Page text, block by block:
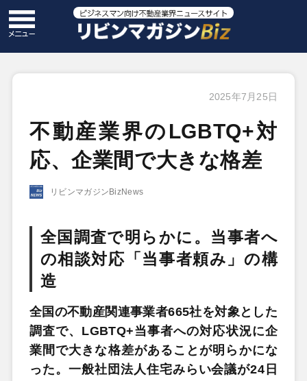
2025年7月25日
不動産業界のLGBTQ+対
応、企業間で大きな格差
リビンマガジンBizNews
全国調査で明らかに。当事者へ
の相談対応「当事者頼み」の構
造
全国の不動産関連事業者665社を対象とした
調査で、LGBTQ+当事者への対応状況に企
業間で大きな格差があることが明らかにな
った。一般社団法人住宅みらい会議が24日